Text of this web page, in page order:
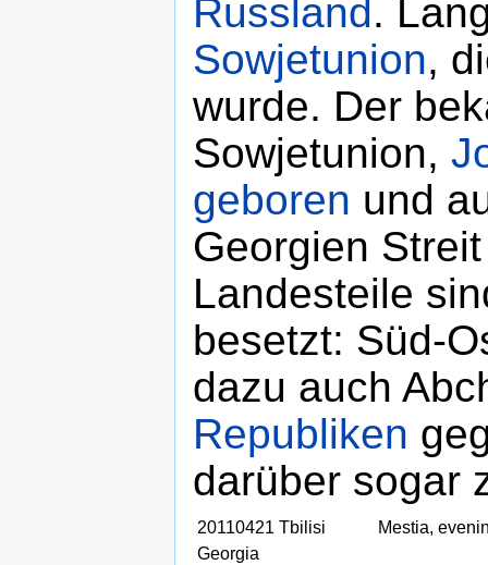
Russland.
Sowjetunion,
wurde. Der
Sowjetunion,
geboren und
Georgien
Landesteile
besetzt: Süd-
dazu auch
Republiken
darüber sogar
20110421 Tbilisi
Georgia
Mestia,